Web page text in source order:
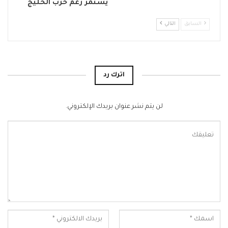
يستمر رغم حرب الخليج
السابق التالي
اترك رد
لن يتم نشر عنوان بريدك الإلكتروني.